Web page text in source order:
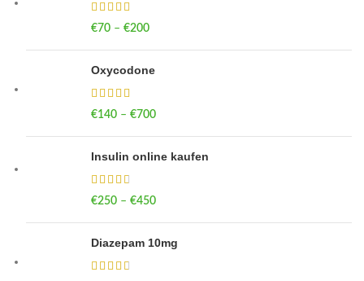
€70 – €200
Oxycodone
€140 – €700
Insulin online kaufen
€250 – €450
Diazepam 10mg